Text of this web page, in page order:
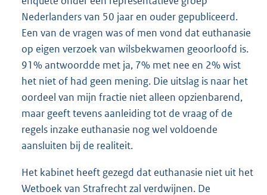
2
K
b
Nederlanders van 50 jaar en ouder gepubliceerd.
Een van de vragen was of men vond dat euthanasie
op eigen verzoek van wilsbekwamen geoorloofd is.
91% antwoordde met ja, 7% met nee en 2% wist
het niet of had geen mening. Die uitslag is naar het
oordeel van mijn fractie niet alleen opzienbarend,
maar geeft tevens aanleiding tot de vraag of de
regels inzake euthanasie nog wel voldoende
aansluiten bij de realiteit.
Het kabinet heeft gezegd dat euthanasie niet uit het
Wetboek van Strafrecht zal verdwijnen. De